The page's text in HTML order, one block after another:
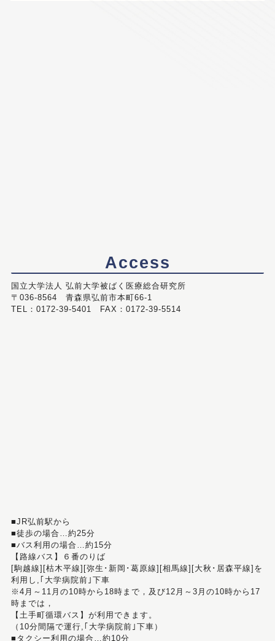
Access
国立大学法人 弘前大学被ばく医療総合研究所
〒036-8564 青森県弘前市本町66-1
TEL：0172-39-5401 FAX：0172-39-5514
■JR弘前駅から
■徒歩の場合…約25分
■バス利用の場合…約15分
【路線バス】６番のりば
[駒越線][枯木平線][弥生･新岡･葛原線][相馬線][大秋･居森平線]を
利用し,｢大学病院前｣下車
※4月～11月の10時から18時まで，及び12月～3月の10時から17
時までは，
【土手町循環バス】が利用できます。
（10分間隔で運行,｢大学病院前｣下車）
■タクシー利用の場合…約10分